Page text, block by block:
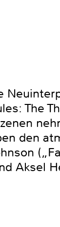
The
den
Aksel